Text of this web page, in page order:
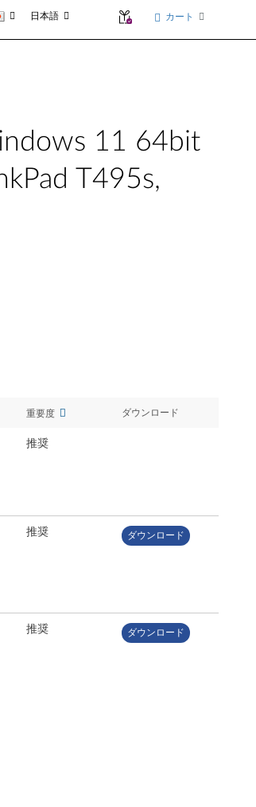
日本語 カート
11 64bit
T495s,
重要度 ダウンロード
推奨
推奨 ダウンロード
推奨 ダウンロード